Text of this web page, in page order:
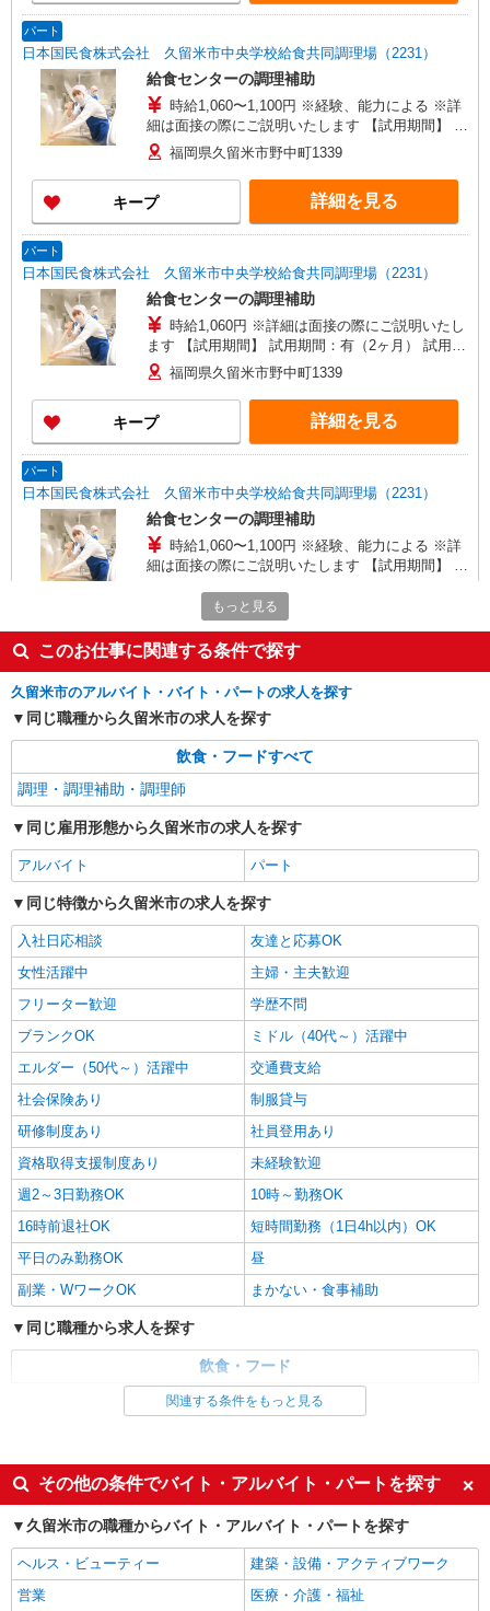
パート
日本国民食株式会社 久留米市中央学校給食共同調理場（2231）
給食センターの調理補助
時給1,060〜1,100円 ※経験、能力による ※詳
細は面接の際にご説明いたします 【試用期間】 試
用期間：有（2ヶ月） 試用期間中の労働条件：変
更なし
福岡県久留米市野中町1339
キープ 詳細を見る
パート
日本国民食株式会社 久留米市中央学校給食共同調理場（2231）
給食センターの調理補助
時給1,060円 ※詳細は面接の際にご説明いたし
ます 【試用期間】 試用期間：有（2ヶ月） 試用期
間中の労働条件：変更なし
福岡県久留米市野中町1339
キープ 詳細を見る
パート
日本国民食株式会社 久留米市中央学校給食共同調理場（2231）
給食センターの調理補助
時給1,060〜1,100円 ※経験、能力による ※詳
細は面接の際にご説明いたします 【試用期間】 試
福岡県久留米市野中町1339
キープ
契約社員
日本国民食株式会社 久留米市中央学校給食共同調理場（2231）
給食センターの調理スタッフ
月給185,875〜245,875円 ※経験、能力による
※詳細は面接の際にご説明いたします 【給与内
訳・手当】 給食手当5,875円 【試用期間】 試用期
間：有（2ヶ月） 試用期間中の労働条件：変更な
パート
株式会社ベネミール 九州営業所
福祉施設での調理師
時給1350円〜1450円 ※経験・能力による 試
用期間有（３カ月）習熟度により変動 時給1350
円〜1450円 ★交通費会社規定により支給 ★昇給
あり（前年度実績） ★寸志年2回あり
プラチナ・シニアホーム久留米壱番館 厨房内
（福岡県久留米市御井旗崎3丁目2-26） ※転勤な
し／U・IターンOK
パート
日本国民食株式会社 久留米市中央学校給食共同調理場（2231）
給食センターの調理補助
時給1,060〜1,100円 ※経験、能力による ※詳
細は面接の際にご説明いたします 【試用期間】 試
用期間：有（2ヶ月） 試用期間中の労働条件：変
福岡県久留米市野中町1339
キープ
株式会社アスカクリエート 福岡支店（jb655173）
企業内保育園・企業主導型の調理師・調理スタ
時給 1,100円 交通費あり／実費支給（上限
10,000円）
導型） 福岡県久留米市荘島町187 駐車場あり
キープ 詳細を見る
もっと見る
このお仕事に関連する条件で探す
久留米市のアルバイト・バイト・パートの求人を探す
同じ職種から久留米市の求人を探す
飲食・フードすべて
調理・調理補助・調理師
同じ雇用形態から久留米市の求人を探す
アルバイト パート
同じ特徴から久留米市の求人を探す
入社日応相談
友達と応募OK
女性活躍中
主婦・主夫歓迎
フリーター歓迎
学歴不問
ブランクOK
ミドル（40代～）活躍中
エルダー（50代～）活躍中
交通費支給
社会保険あり
制服貸与
研修制度あり
社員登用あり
資格取得支援制度あり
未経験歓迎
週2～3日勤務OK
10時～勤務OK
16時前退社OK
短時間勤務（1日4h以内）OK
平日のみ勤務OK
昼
副業・WワークOK
まかない・食事補助
同じ職種から求人を探す
飲食・フード
調理・調理補助・調理師
ミドル（40代～）活躍中
交通費支給
社会保険あり
社員登用あり
未経験歓迎
週2～3日勤務OK
短時間勤務（1日4h以内）OK
副業・WワークOK
まかない・食事補助
関連する条件をもっと見る
その他の条件でバイト・アルバイト・パートを探す
久留米市の職種からバイト・アルバイト・パートを探す
ヘルス・ビューティー
建築・設備・アクティブワーク
営業
医療・介護・福祉